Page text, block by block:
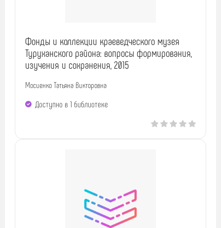
Фонды и коллекции краеведческого музея
Туруханского района: вопросы формирования,
изучения и сохранения, 2015
Мосиенко Татьяна Викторовна
Доступно в 1 библиотекe